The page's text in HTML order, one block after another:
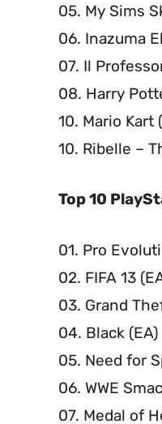
05. My Sims
06. Inazuma
07. Il
08. Harry
10. Mario Kart
10. Ribelle –
Top 10
01. Pro
02. FIFA 13
03. Grand
04. Black (EA)
05. Need for
06. WWE
07. Medal of